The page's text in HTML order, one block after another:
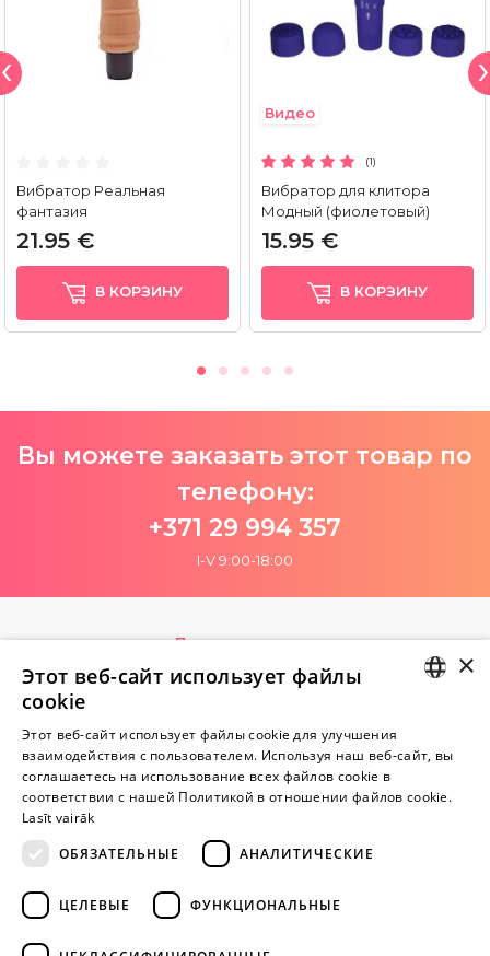
Вибратор Реальная
фантазия
21.95 €
В КОРЗИНУ
Видео
(1)
Вибратор для клитора
Модный (фиолетовый)
15.95 €
В КОРЗИНУ
Вы можете заказать этот товар по
телефону:
+371 29 994 357
I-V 9:00-18:00
Пока нет отзывов
Внимание! Yesyes.lv содержит откровенную сексуальную
информацию и изо.
RUSSIAN
×
Этот веб-сайт использует файлы
cookie
Этот веб-сайт использует файлы cookie для улучшения
взаимодействия с пользователем. Используя наш веб-сайт, вы
соглашаетесь на использование всех файлов cookie в
соответствии с нашей Политикой в ​​отношении файлов cookie.
Lasīt vairāk
ОБЯЗАТЕЛЬНЫЕ
АНАЛИТИЧЕСКИЕ
ЦЕЛЕВЫЕ ФУНКЦИОНАЛЬНЫЕ